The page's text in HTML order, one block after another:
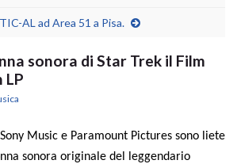
AL ad Area 51 a Pisa.
sonora di Star Trek il Film
LP
Music e Paramount Pictures sono liete
sonora originale del leggendario